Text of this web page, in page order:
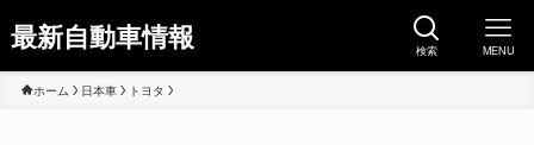
最新自動車情報 検索 MENU
ホーム 日本車 トヨタ